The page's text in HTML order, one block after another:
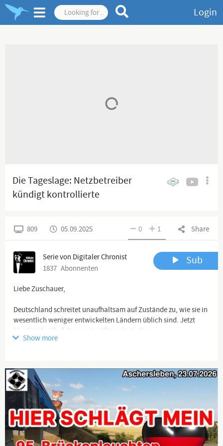
Login
Die Tageslage: Netzbetreiber
kündigt kontrollierte
Welt!
Share
0 1
809 05.09.2025
Serie von Digitaler Chronist
1837 Abonnenten
Sub
Liebe Zuschauer,
Deutschland schreitet unaufhaltsam auf Zustände zu, wie sie in
wesentlich weniger entwickelten Ländern üblich sind. Jetzt
kündigt der Chef des zweitgrößten deutschen
Übertragungsnetzbetreibers "Amprion" an, dass es im Herbst zu
Notstrombetrieb in Krankenhäusern kommen. Die Industrie, der
Einzelhandel, Dienstleister, kleine und mittlere Betriebe und die
Privathaushalte müssen sehen, wie sie klarkommen.
So geht Energiewende!
Euer Thomas
Show more